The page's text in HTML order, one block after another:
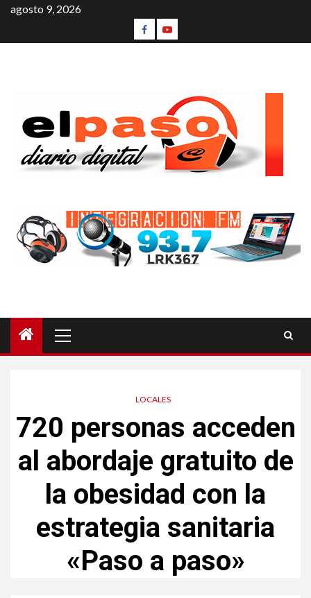
agosto 9, 2026
LOCALES
720 personas acceden
al abordaje gratuito de
la obesidad con la
estrategia sanitaria
«Paso a paso»